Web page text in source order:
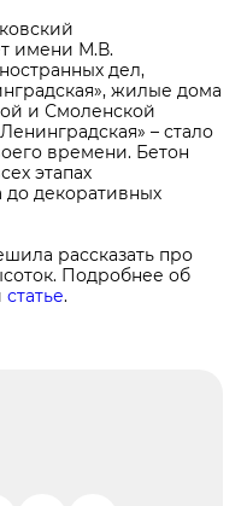
имени М.В.
дел,
жилые дома
и Смоленской
– стало
времени. Бетон
этапах
до декоративных
рассказать про
Подробнее об
статье.